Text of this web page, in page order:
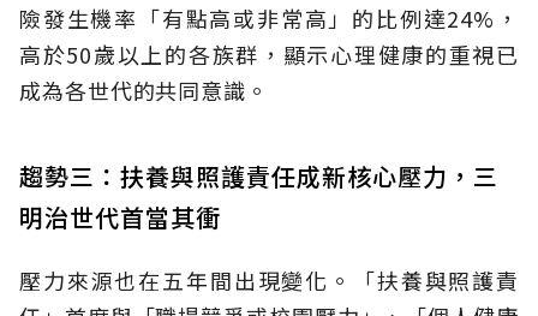
險發生機率「有點高或非常高」的比例達24%，
高於50歲以上的各族群，顯示心理健康的重視已
成為各世代的共同意識。
趨勢三：扶養與照護責任成新核心壓力，三
明治世代首當其衝
壓力來源也在五年間出現變化。「扶養與照護責